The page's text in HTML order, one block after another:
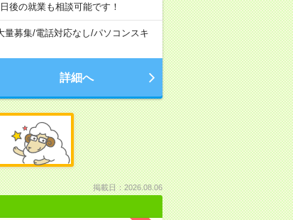
後の就業も相談可能です！
量募集/電話対応なし/パソコンスキ
詳細へ
掲載日：2026.08.06